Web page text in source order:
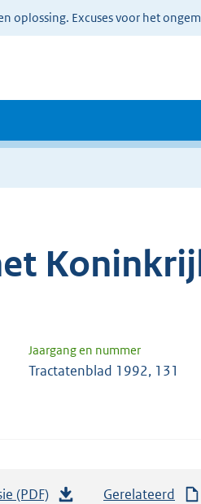
oplossing. Excuses voor het
Jaargang en nummer
Tractatenblad 1992, 131
(PDF) Gerelateerd